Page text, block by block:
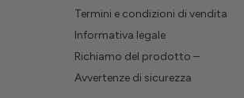
Termini e condizioni di vendita
Informativa legale
Richiamo del prodotto –
Avvertenze di sicurezza